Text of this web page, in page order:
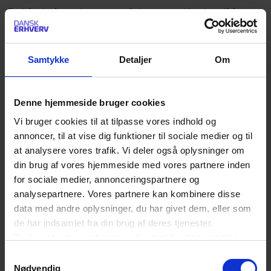
Samtykke Detaljer Om
Denne hjemmeside bruger cookies
Vi bruger cookies til at tilpasse vores indhold og
annoncer, til at vise dig funktioner til sociale medier og til
at analysere vores trafik. Vi deler også oplysninger om
din brug af vores hjemmeside med vores partnere inden
for sociale medier, annonceringspartnere og
analysepartnere. Vores partnere kan kombinere disse
data med andre oplysninger, du har givet dem, eller som
de har indsamlet fra din brug af deres tjenester.
hjørne på websitet.
Nødvendig
Det betyder, at samme data om patienten ikke
kan anvendes til det, der kaldes for sekundære
sig direkte til formålet med at have indsamlet
data om patienten i første omgang. Det kunne
f.eks. være en kræftpatient, hvis data skulle
bruges til at forske i strålebehandling. Samme
data kan herefter ikke bruges til at forske i andre
områder. Det ville parterne i OSCAR-projektet
gerne ændre på:
”Vi har brug for at kunne udnytte data fra de